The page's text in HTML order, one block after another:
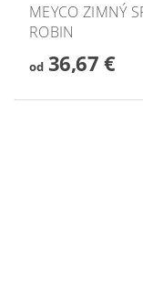
MEYCO ZIMNÝ
ROBIN
od36,67 €